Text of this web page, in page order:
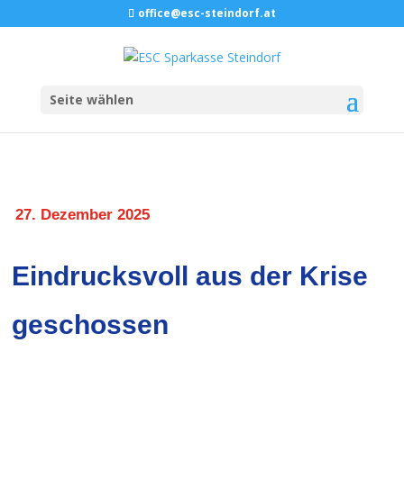
office@esc-steindorf.at
Seite wählen
27. Dezember 2025
Eindrucksvoll aus der Krise
geschossen